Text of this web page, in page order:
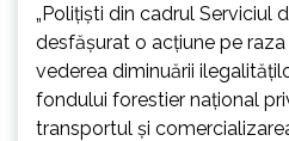
„Polițiști din cadrul Serviciul
desfășurat o acțiune pe
vederea diminuării
fondului forestier național
transportul şi